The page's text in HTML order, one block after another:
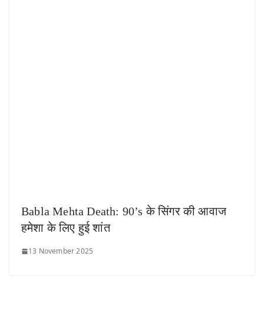
Babla Mehta Death: 90’s के सिंगर की आवाज
हमेशा के लिए हुई शांत
13 November 2025